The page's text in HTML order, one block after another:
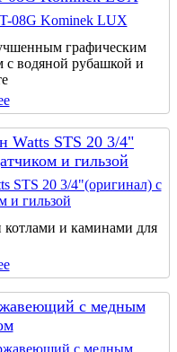
графическим
с водяной рубашкой и
Watts STS 20 3/4"
и гильзой
и каминами для
с медным